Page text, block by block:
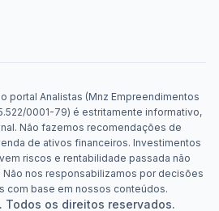
portal Analistas (Mnz Empreendimentos
0001-79) é estritamente informativo,
Não fazemos recomendações de
de ativos financeiros. Investimentos
riscos e rentabilidade passada não
nos responsabilizamos por decisões
com base em nossos conteúdos.
os direitos reservados.